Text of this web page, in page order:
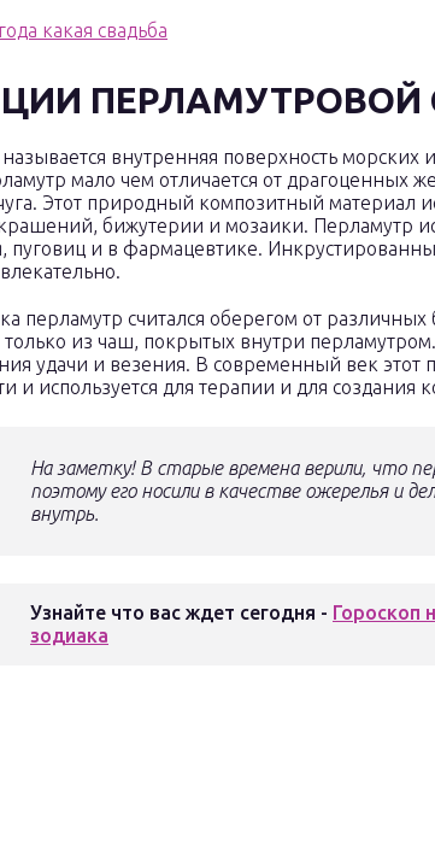
ПЕРЛАМУТРОВОЙ
внутренняя поверхность морских
мало чем отличается от драгоценных
Этот природный композитный материал
бижутерии и мозаики. Перламутр
пуговиц и в фармацевтике.
перламутр считался оберегом от
из чаш, покрытых внутри
удачи и везения. В современный век этот
и используется для терапии и для создания
На заметку! В старые времена верили, что
поэтому его носили в качестве ожерелья и
внутрь.
Узнайте что вас ждет сегодня - Гороскоп
зодиака